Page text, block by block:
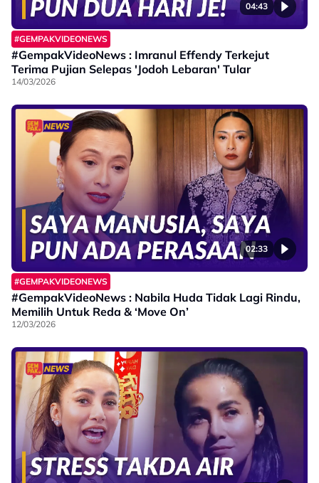
04:43
#GEMPAKVIDEONEWS
#GempakVideoNews : Imranul Effendy Terkejut
Terima Pujian Selepas 'Jodoh Lebaran' Tular
14/03/2026
02:33
#GEMPAKVIDEONEWS
#GempakVideoNews : Nabila Huda Tidak Lagi Rindu,
Memilih Untuk Reda & ‘Move On’
12/03/2026